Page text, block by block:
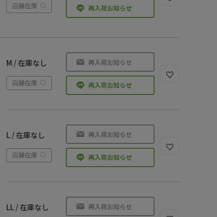
店舗在庫 再入荷お知らせ
M / 在庫なし
店舗在庫
再入荷お知らせ
再入荷お知らせ
L / 在庫なし
店舗在庫
再入荷お知らせ
再入荷お知らせ
LL / 在庫なし 再入荷お知らせ